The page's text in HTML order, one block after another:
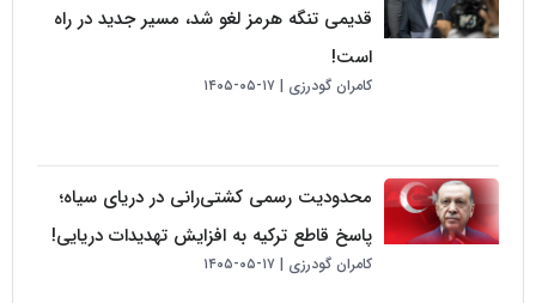
قدیمی تنگه هرمز لغو شد، مسیر جدید در راه
کامران گودرزی ۱۷-۰۵-۱۴۰۵
محدودیت رسمی کشتی‌رانی در دریای سیاه؛
پاسخ قاطع ترکیه به افزایش تهدیدات دریایی!
کامران گودرزی ۱۷-۰۵-۱۴۰۵